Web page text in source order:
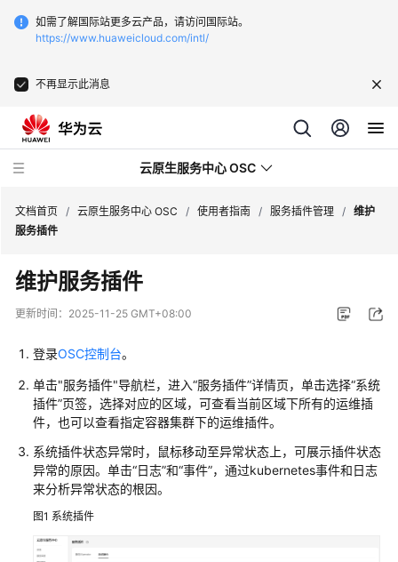
如需了解国际站更多云产品，请访问国际站。
https://www.huaweicloud.com/intl/
不再显示此消息
云原生服务中心 OSC
最
新
动
品
介
绍
使
用
指
南
文档首页 / 云原生服务中心 OSC / 使用者指南 / 服务插件管理 / 维护
服务插件
维护服务插件
更新时间： 2025-11-25 GMT+08:00
登录OSC控制台。
单击"服务插件"导航栏，进入“服务插件”详情页，单击选择“系统
插件”页签，选择对应的区域，可查看当前区域下所有的运维插
件，也可以查看指定容器集群下的运维插件。
系统插件状态异常时，鼠标移动至异常状态上，可展示插件状态
异常的原因。单击“日志”和“事件”，通过kubernetes事件和日志
来分析异常状态的根因。
图1 系统插件